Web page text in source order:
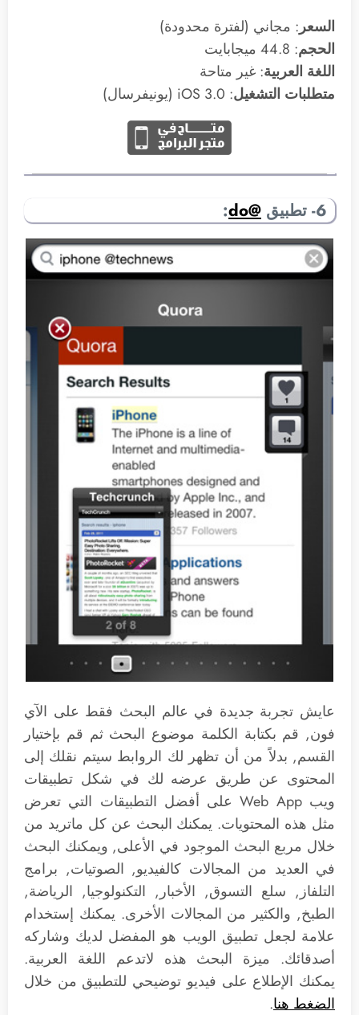
السعر: مجاني (لفترة محدودة)
الحجم: 44.8 ميجابايت
اللغة العربية: غير متاحة
متطلبات التشغيل: 3.0 iOS (يونيفرسال)
6- تطبيق @
do
:
عايش تجربة جديدة في عالم البحث فقط على الآي
فون, قم بكتابة الكلمة موضوع البحث ثم قم بإختيار
القسم, بدلاً من أن تظهر لك الروابط سيتم نقلك إلى
المحتوى عن طريق عرضه لك في شكل تطبيقات
ويب Web App على أفضل التطبيقات التي تعرض
مثل هذه المحتويات. يمكنك البحث عن كل ماتريد من
خلال مربع البحث الموجود في الأعلى, ويمكنك البحث
في العديد من المجالات كالفيديو, الصوتيات, برامج
التلفاز, سلع التسوق, الأخبار, التكنولوجيا, الرياضة,
الطبخ, والكثير من المجالات الأخرى. يمكنك إستخدام
علامة لجعل تطبيق الويب هو المفضل لديك وشاركه
أصدقائك. ميزة البحث هذه لاتدعم اللغة العربية.
يمكنك الإطلاع على فيديو توضيحي للتطبيق من خلال
الضغط هنا.